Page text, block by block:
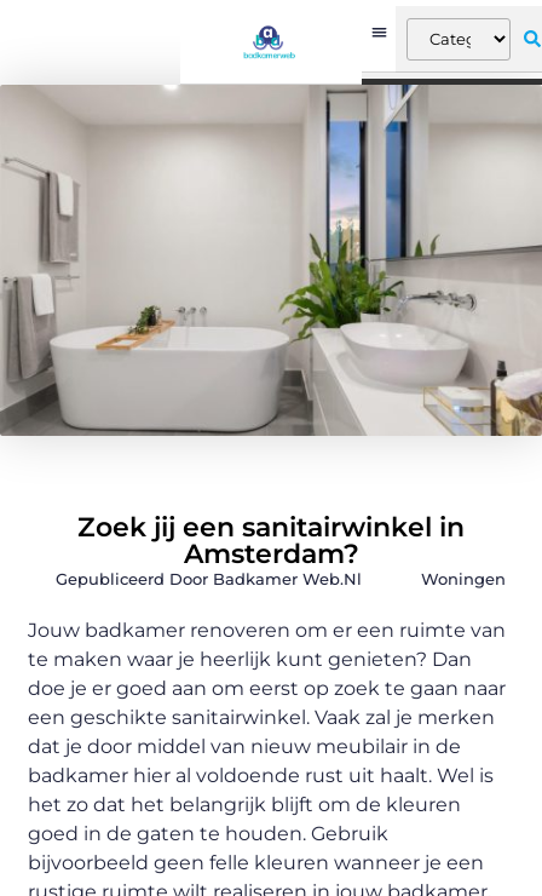
Zoek jij een sanitairwinkel in
Amsterdam?
Gepubliceerd Door Badkamer Web.nl Woningen
Jouw badkamer renoveren om er een ruimte van
te maken waar je heerlijk kunt genieten? Dan
doe je er goed aan om eerst op zoek te gaan naar
een geschikte sanitairwinkel. Vaak zal je merken
dat je door middel van nieuw meubilair in de
badkamer hier al voldoende rust uit haalt. Wel is
het zo dat het belangrijk blijft om de kleuren
goed in de gaten te houden. Gebruik
bijvoorbeeld geen felle kleuren wanneer je een